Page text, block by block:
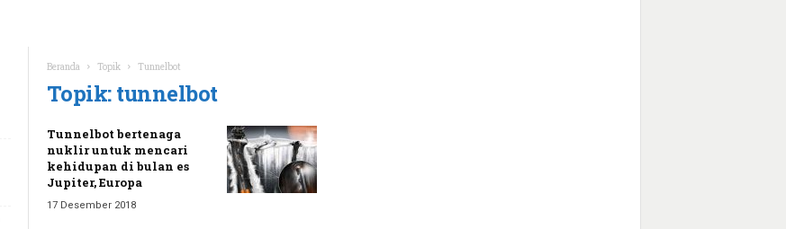
Beranda Topik Tunnelbot
Topik: tunnelbot
Tunnelbot bertenaga
nuklir untuk mencari
kehidupan di bulan es
Jupiter, Europa
17 Desember 2018